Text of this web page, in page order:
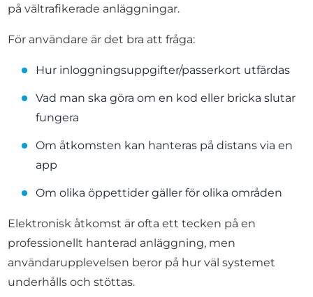
på vältrafikerade anläggningar.
För användare är det bra att fråga:
Hur inloggningsuppgifter/passerkort utfärdas
Vad man ska göra om en kod eller bricka slutar
fungera
Om åtkomsten kan hanteras på distans via en
app
Om olika öppettider gäller för olika områden
Elektronisk åtkomst är ofta ett tecken på en
professionellt hanterad anläggning, men
användarupplevelsen beror på hur väl systemet
underhålls och stöttas.